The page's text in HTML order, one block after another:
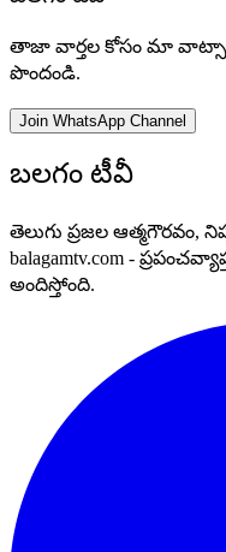
తాజా వార్తల కోసం మా
పొందండి.
Join WhatsApp Channel
బలగం టీవీ
తెలుగు ప్రజల ఆత్మగౌరవం,
balagamtv.com -
అందిస్తోంది.